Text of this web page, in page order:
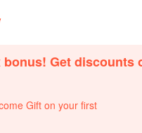
Get discounts
Gift on your first